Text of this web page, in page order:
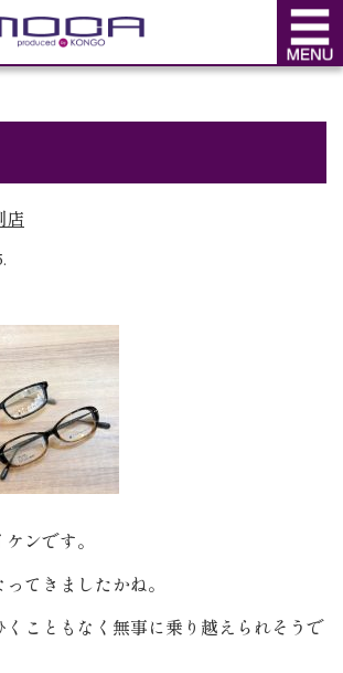
BLOG
店
ンです。
てきましたかね。
くこともなく無事に乗り越えられそうで